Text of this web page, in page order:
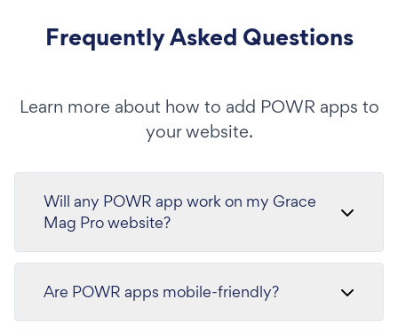
Frequently Asked Questions
Learn more about how to add POWR apps to
your website.
Will any POWR app work on my Grace
Mag Pro website?
Are POWR apps mobile-friendly?